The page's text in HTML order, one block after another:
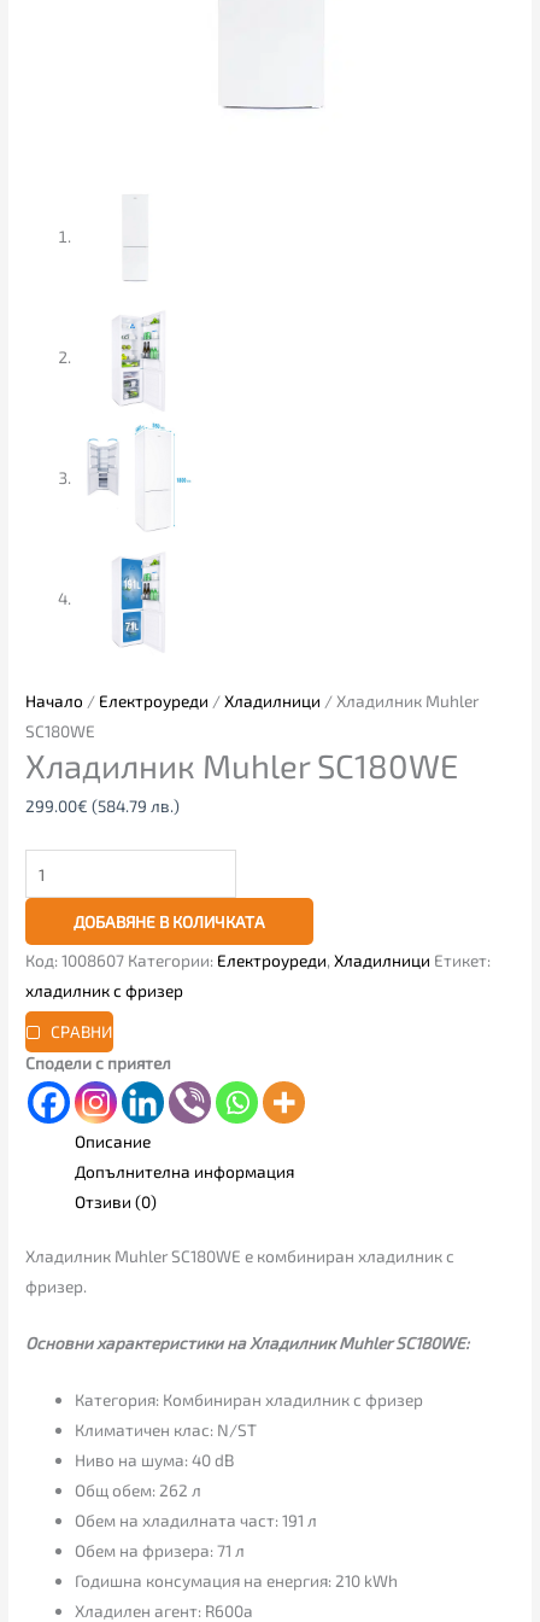
Начало / Електроуреди /Хладилници / Хладилник Muhler
SC180WE
Хладилник Muhler SC180WE
299.00€ (584.79 лв.)
ДОБАВЯНЕ В КОЛИЧКАТА
Код:1008607 Категории: Електроуреди,Хладилници Етикет:
хладилник с фризер
СРАВНИ
Сподели с приятел
Описание
Допълнителна информация
Отзиви (0)
Хладилник Muhler SC180WE е комбиниран хладилник с
фризер.
Основни характеристики на Хладилник Muhler SC180WE:
Категория: Комбиниран хладилник с фризер
Климатичен клас: N/ST
Ниво на шума: 40 dB
Общ обем: 262 л
Обем на хладилната част: 191 л
Обем на фризера: 71 л
Годишна консумация на енергия: 210 kWh
Хладилен агент: R600a